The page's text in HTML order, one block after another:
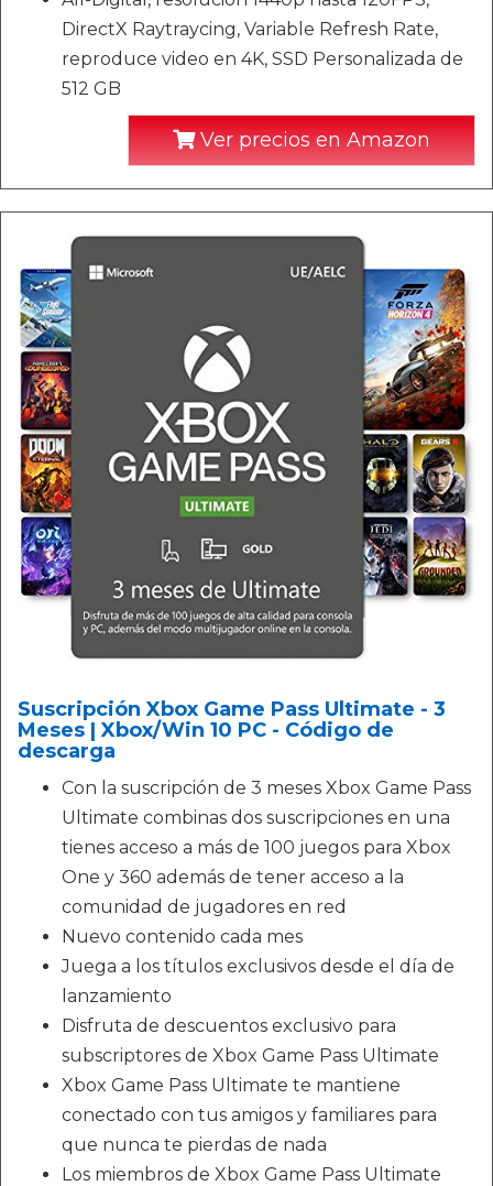
DirectX Raytraycing, Variable Refresh Rate,
reproduce video en 4K, SSD Personalizada de
512 GB
Ver precios en Amazon
Suscripción Xbox Game Pass Ultimate - 3
Meses | Xbox/Win 10 PC - Código de
descarga
Con la suscripción de 3 meses Xbox Game Pass
Ultimate combinas dos suscripciones en una
tienes acceso a más de 100 juegos para Xbox
One y 360 además de tener acceso a la
comunidad de jugadores en red
Nuevo contenido cada mes
Juega a los títulos exclusivos desde el día de
lanzamiento
Disfruta de descuentos exclusivo para
subscriptores de Xbox Game Pass Ultimate
Xbox Game Pass Ultimate te mantiene
conectado con tus amigos y familiares para
que nunca te pierdas de nada
Los miembros de Xbox Game Pass Ultimate